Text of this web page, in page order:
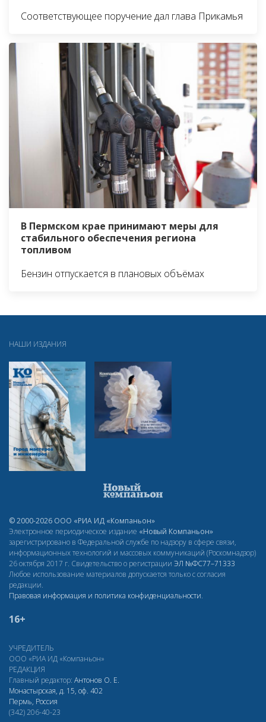
Соответствующее поручение дал глава Прикамья
В Пермском крае принимают меры для
стабильного обеспечения региона
топливом
Бензин отпускается в плановых объёмах
НАШИ ИЗДАНИЯ
© 2000-2026 ООО «РИА ИД «Компаньон»
Электронное периодическое издание «Новый Компаньон»
зарегистрировано в Федеральной службе по надзору в сфере связи,
информационных технологий и массовых коммуникаций (Роскомнадзор)
26 октября 2017 г. Свидетельство о регистрации ЭЛ №ФС77–71333
Любое использование материалов допускается только с согласия
редакции.
Правовая информация и политика конфиденциальности.
16+
УЧРЕДИТЕЛЬ
ООО «РИА ИД «Компаньон»
РЕДАКЦИЯ
Главный редактор: Антонов О. Е.
Монастырская, д. 15, оф. 402
Пермь, Россия
(342) 206-40-23